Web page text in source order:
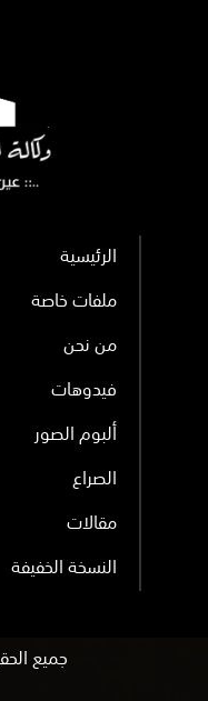
الرئيسية
ملفات خاصة
من نحن
فيدوهات
ألبوم الصور
الصراع
مقالات
النسخة الخفيفة
جميع